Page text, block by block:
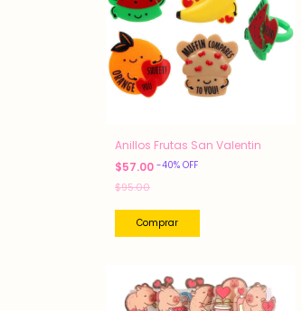
Anillos Frutas San Valentin
$57.00 -40% OFF
$95.00